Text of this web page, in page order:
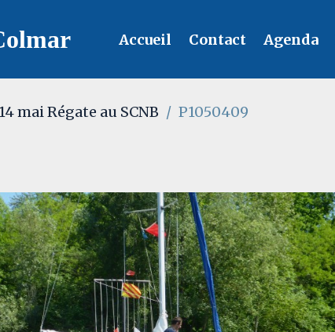
Accueil Contact Agenda
14 mai Régate au SCNB P1050409